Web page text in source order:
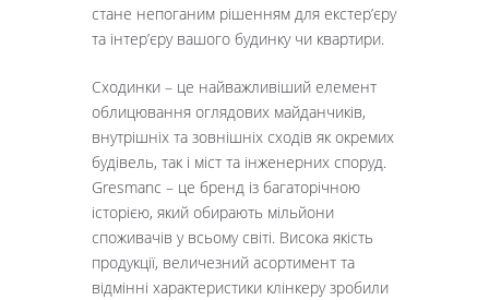
стане непоганим рішенням для екстер’єру
та інтер’єру вашого будинку чи квартири.
Сходинки – це найважливіший елемент
облицювання оглядових майданчиків,
внутрішніх та зовнішніх сходів як окремих
будівель, так і міст та інженерних споруд.
Gresmanc – це бренд із багаторічною
історією, який обирають мільйони
споживачів у всьому світі. Висока якість
продукції, величезний асортимент та
відмінні характеристики клінкеру зробили